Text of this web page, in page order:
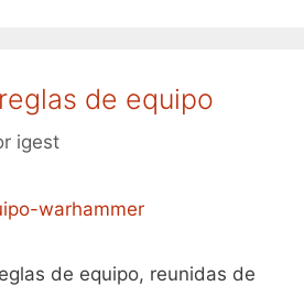
de equipo
igest
de equipo, reunidas de